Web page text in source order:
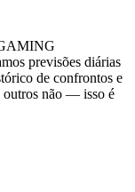
previsões diárias
de confrontos e
outros não — isso é